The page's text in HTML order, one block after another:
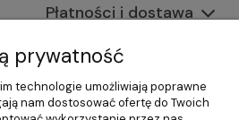
Płatności i dostawa
Informacje
O nas
prywatność
technologie umożliwiają poprawne
nam dostosować ofertę do Twoich